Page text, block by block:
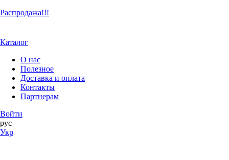
Распродажа!!!
Каталог
О нас
Полезное
Доставка и оплата
Контакты
Партнерам
Войти
рус
Укр